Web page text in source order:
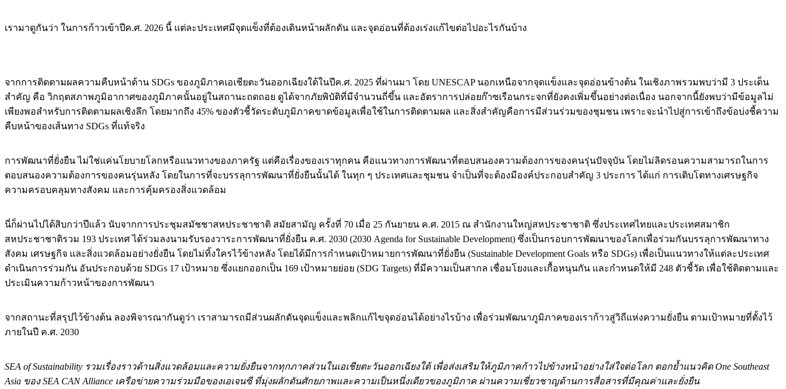
เรามาดูกันว่า ในการก้าวเข้าปีค.ศ. 2026 นี้ แต่ละประเทศมีจุดแข็งที่ต้องเดินหน้าผลักดัน และจุดอ่อนที่ต้องเร่งแก้ไขต่อไปอะไรกันบ้าง
จากการติดตามผลความคืบหน้าด้าน SDGs ของภูมิภาคเอเชียตะวันออกเฉียงใต้ในปีค.ศ. 2025 ที่ผ่านมา โดย UNESCAP นอกเหนือจากจุดแข็งและจุดอ่อนข้างต้น ในเชิงภาพรวมพบว่ามี 3 ประเด็น
สำคัญ คือ วิกฤตสภาพภูมิอากาศของภูมิภาคนั้นอยู่ในสถานะถดถอย ดูได้จากภัยพิบัติที่มีจำนวนถี่ขึ้น และอัตราการปล่อยก๊าซเรือนกระจกที่ยังคงเพิ่มขึ้นอย่างต่อเนื่อง นอกจากนี้ยังพบว่ามีข้อมูลไม่
เพียงพอสำหรับการติดตามผลเชิงลึก โดยมากถึง 45% ของตัวชี้วัดระดับภูมิภาคขาดข้อมูลเพื่อใช้ในการติดตามผล และสิ่งสำคัญคือการมีส่วนร่วมของชุมชน เพราะจะนำไปสู่การเข้าถึงข้อบ่งชี้ความ
คืบหน้าของเส้นทาง SDGs ที่แท้จริง
การพัฒนาที่ยั่งยืน ไม่ใช่แค่นโยบายโลกหรือแนวทางของภาครัฐ แต่คือเรื่องของเราทุกคน คือแนวทางการพัฒนาที่ตอบสนองความต้องการของคนรุ่นปัจจุบัน โดยไม่ลิดรอนความสามารถในการ
ตอบสนองความต้องการของคนรุ่นหลัง โดยในการที่จะบรรลุการพัฒนาที่ยั่งยืนนั้นได้ ในทุก ๆ ประเทศและชุมชน จำเป็นที่จะต้องมีองค์ประกอบสำคัญ 3 ประการ ได้แก่ การเติบโตทางเศรษฐกิจ
ความครอบคลุมทางสังคม และการคุ้มครองสิ่งแวดล้อม
นี่ก็ผ่านไปได้สิบกว่าปีแล้ว นับจากการประชุมสมัชชาสหประชาชาติ สมัยสามัญ ครั้งที่ 70 เมื่อ 25 กันยายน ค.ศ. 2015 ณ สำนักงานใหญ่สหประชาชาติ ซึ่งประเทศไทยและประเทศสมาชิก
สหประชาชาติรวม 193 ประเทศ ได้ร่วมลงนามรับรองวาระการพัฒนาที่ยั่งยืน ค.ศ. 2030 (2030 Agenda for Sustainable Development) ซึ่งเป็นกรอบการพัฒนาของโลกเพื่อร่วมกันบรรลุการพัฒนาทาง
สังคม เศรษฐกิจ และสิ่งแวดล้อมอย่างยั่งยืน โดยไม่ทิ้งใครไว้ข้างหลัง โดยได้มีการกำหนดเป้าหมายการพัฒนาที่ยั่งยืน (Sustainable Development Goals หรือ SDGs) เพื่อเป็นแนวทางให้แต่ละประเทศ
ดำเนินการร่วมกัน อันประกอบด้วย SDGs 17 เป้าหมาย ซึ่งแยกออกเป็น 169 เป้าหมายย่อย (SDG Targets) ที่มีความเป็นสากล เชื่อมโยงและเกื้อหนุนกัน และกำหนดให้มี 248 ตัวชี้วัด เพื่อใช้ติดตามและ
ประเมินความก้าวหน้าของการพัฒนา
จากสถานะที่สรุปไว้ข้างต้น ลองพิจารณากันดูว่า เราสามารถมีส่วนผลักดันจุดแข็งและพลิกแก้ไขจุดอ่อนได้อย่างไรบ้าง เพื่อร่วมพัฒนาภูมิภาคของเราก้าวสู่วิถีแห่งความยั่งยืน ตามเป้าหมายที่ตั้งไว้
ภายในปี ค.ศ. 2030
SEA of Sustainability รวมเรื่องราวด้านสิ่งแวดล้อมและความยั่งยืนจากทุกภาคส่วนในเอเชียตะวันออกเฉียงใต้ เพื่อส่งเสริมให้ภูมิภาคก้าวไปข้างหน้าอย่างใส่ใจต่อโลก ตอกย้ำแนวคิด One Southeast
Asia ของ SEA CAN Alliance เครือข่ายความร่วมมือของเอเจนซี ที่มุ่งผลักดันศักยภาพและความเป็นหนึ่งเดียวของภูมิภาค ผ่านความเชี่ยวชาญด้านการสื่อสารที่มีคุณค่าและยั่งยืน